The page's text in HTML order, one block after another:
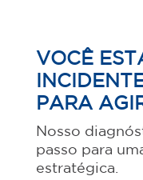
VOCÊ
PARA
Nosso
passo para
estratégica.